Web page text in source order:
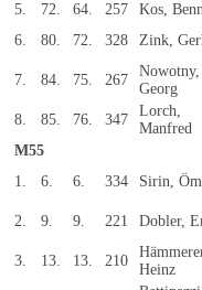
5.
72. 64. 257 Kos,
6.
80. 72. 328 Zink,
7. 84. 75. 267
Nowotny,
Georg
8. 85. 76. 347
Lorch,
Manfred
M55
1.
6. 6. 334 Sirin,
2. 9. 9. 221 Dobler,
3. 13. 13. 210
Heinz